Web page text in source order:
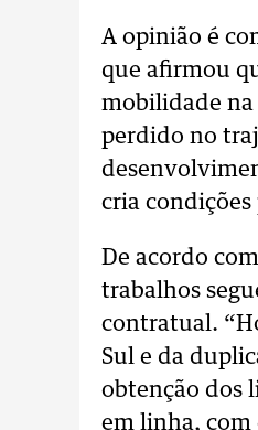
A opinião é
que afirmou
mobilidade na
perdido no
cria condições
De acordo
trabalhos
contratual.
Sul e da
obtenção dos
em linha, com